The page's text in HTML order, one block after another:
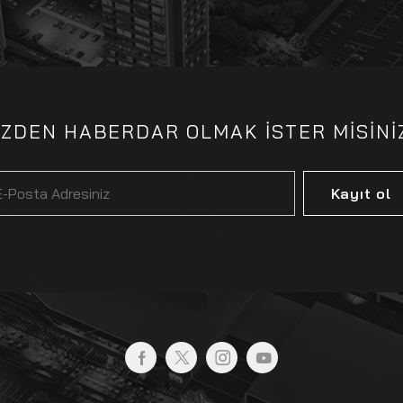
HABERDAR OLMAK İSTER
Kayıt ol